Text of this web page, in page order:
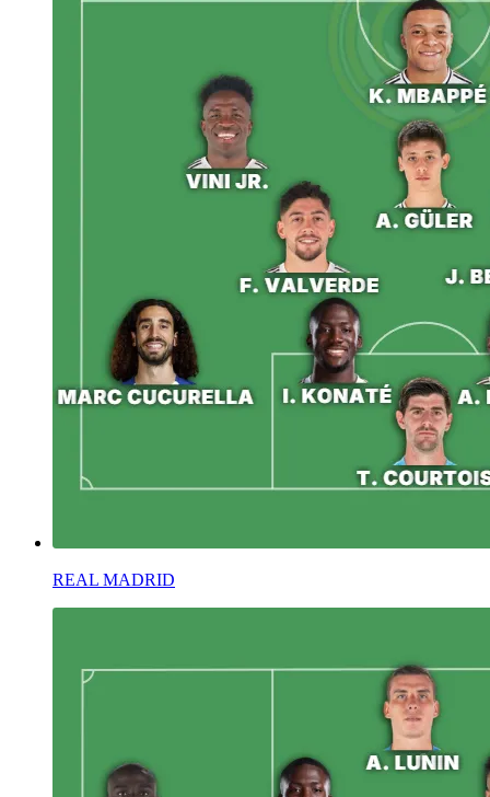
REAL MADRID